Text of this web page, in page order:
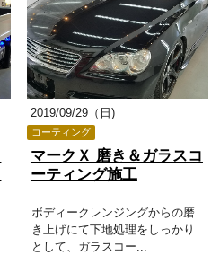
2019/09/29（日)
コーティング
マークＸ 磨き＆ガラスコ
ーティング施工
ボディークレンジングからの磨
き上げにて下地処理をしっかり
として、ガラスコー...